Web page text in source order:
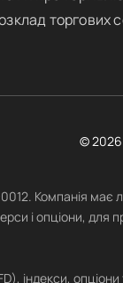
торгових
© 2026
Компанія має
і опціони, для
опціони